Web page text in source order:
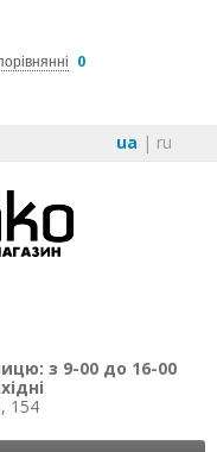
0
ua | ru
з 9-00 до 16-00
154